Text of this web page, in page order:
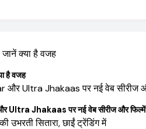
है वजह
Jhakaas पर नई वेब सीरीज और फिल्में